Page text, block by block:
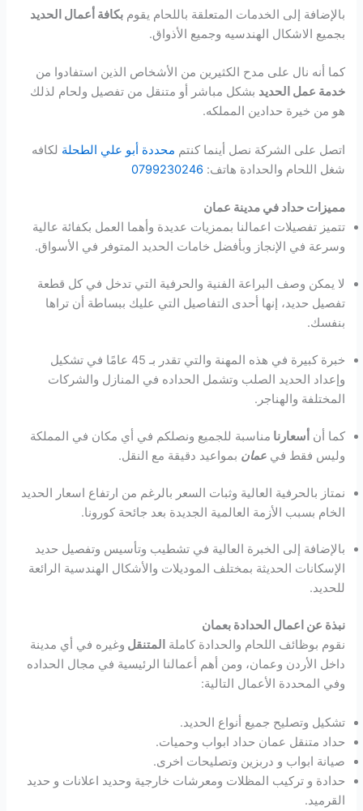
بالإضافة إلى الخدمات المتعلقة باللحام يقومبكافة أعمال الحديد
بجميع الاشكال الهندسيه وجميع الأذواق.
كما أنه نال على مدح الكثيرين من الأشخاص الذين استفادوا من
خدمة عمل الحديد بشكل مباشر أو متنقل من تفصيل ولحام لذلك
هو من خيرة حدادين المملكه.
اتصل على الشركة نصل أينما كنتم محددة أبو علي الطحلة لكافه
شغل اللحام والحدادة هاتف: 0799230246
مميزات حداد في مدينة عمان
تتميز تفصيلات اعمالنا بممزيات عديدة وأهما العمل بكفائة عالية
وسرعة في الإنجاز وبأفضل خامات الحديد المتوفر في الأسواق.
لا يمكن وصف البراعة الفنية والحرفية التي تدخل في كل قطعة
تفصيل حديد، إنها أحدى التفاصيل التي عليك ببساطة أن تراها
بنفسك.
خبرة كبيرة في هذه المهنة والتي تقدر بـ 45 عامًا في تشكيل
وإعداد الحديد الصلب وتشمل الحداده في المنازل والشركات
المختلفة والهناجر.
كما أن أسعارنا مناسبة للجميع ونصلكم في أي مكان في المملكة
وليس فقط فيعمان بمواعيد دقيقة مع النقل.
نمتاز بالحرفية العالية وثبات السعر بالرغم من ارتفاع اسعار الحديد
الخام بسبب الأزمة العالمية الجديدة بعد جائحة كورونا.
بالإضافة إلى الخبرة العالية في تشطيب وتأسيس وتفصيل حديد
الإسكانات الحديثة بمختلف الموديلات والأشكال الهندسية الرائعة
للحديد.
نبذة عن اعمال الحدادة بعمان
نقوم بوظائف اللحام والحدادة كاملة المتنقل وغيره في أي مدينة
داخل الأردن وعمان، ومن أهم أعمالنا الرئيسية في مجال الحداده
وفي المحددة الأعمال التالية:
تشكيل وتصليح جميع أنواع الحديد.
حداد متنقل عمان حداد ابواب وحميات.
صيانة ابواب و دربزين وتصليحات اخرى.
حدادة و تركيب المظلات ومعرشات خارجية وحديد اعلانات و حديد
القرميد.